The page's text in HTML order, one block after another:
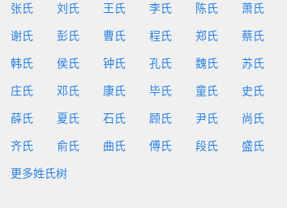
张氏 刘氏 王氏 李氏 陈氏 萧氏
谢氏 彭氏 曹氏 程氏 郑氏 蔡氏
韩氏 侯氏 钟氏 孔氏 魏氏 苏氏
庄氏 邓氏 康氏 毕氏 童氏 史氏
薛氏 夏氏 石氏 顾氏 尹氏 尚氏
齐氏 俞氏 曲氏 傅氏 段氏 盛氏
更多姓氏树